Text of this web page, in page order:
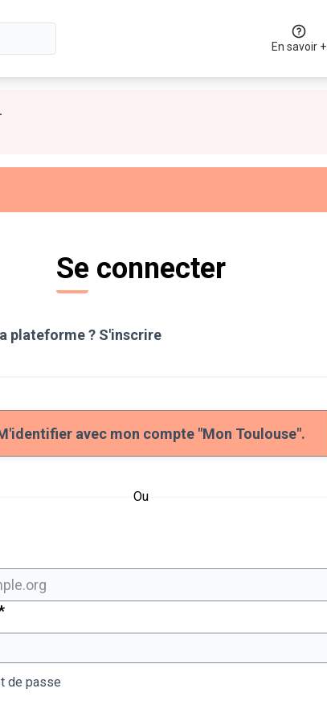
En savoir +
Se connecter
plateforme ? S'inscrire
avec mon compte "Mon Toulouse".
Ou
obligatoire
Champ obligatoire
de passe